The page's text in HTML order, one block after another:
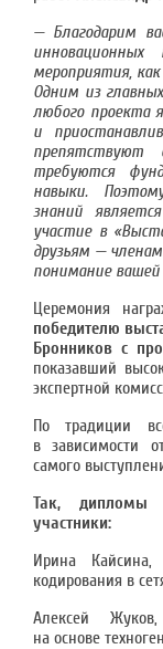
— Благодарим
мероприятия,
Одним из
любого проекта
и
препятствуют
требуются
навыки.
знаний
участие в
друзьям —
понимание
Церемония
победителю
Бронников с
показавший
экспертной
По традиции
в зависимости
самого
Так, дипломы
участники:
Ирина Кайсина,
кодирования в
Алексей
на основе